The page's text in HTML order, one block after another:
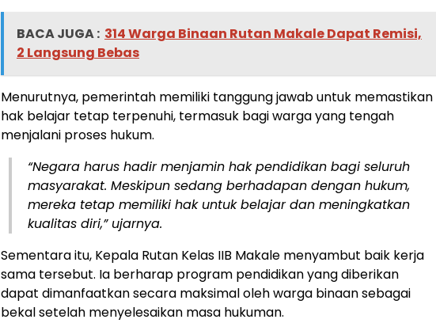
BACA JUGA : 314 Warga Binaan Rutan Makale Dapat Remisi,
2 Langsung Bebas
Menurutnya, pemerintah memiliki tanggung jawab untuk memastikan
hak belajar tetap terpenuhi, termasuk bagi warga yang tengah
menjalani proses hukum.
“Negara harus hadir menjamin hak pendidikan bagi seluruh
masyarakat. Meskipun sedang berhadapan dengan hukum,
mereka tetap memiliki hak untuk belajar dan meningkatkan
kualitas diri,” ujarnya.
Sementara itu, Kepala Rutan Kelas IIB Makale menyambut baik kerja
sama tersebut. Ia berharap program pendidikan yang diberikan
dapat dimanfaatkan secara maksimal oleh warga binaan sebagai
bekal setelah menyelesaikan masa hukuman.